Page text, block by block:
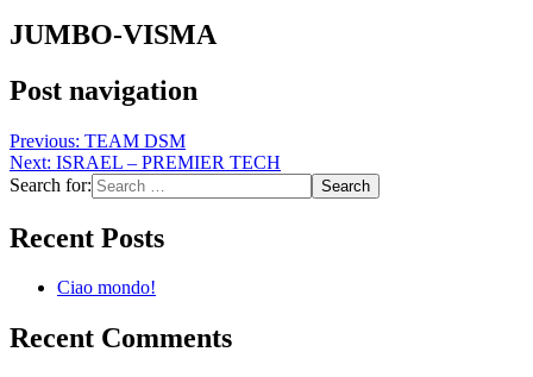
JUMBO-VISMA
Post navigation
Previous: TEAM DSM
Next: ISRAEL – PREMIER TECH
Search for:
Recent Posts
Ciao mondo!
Recent Comments